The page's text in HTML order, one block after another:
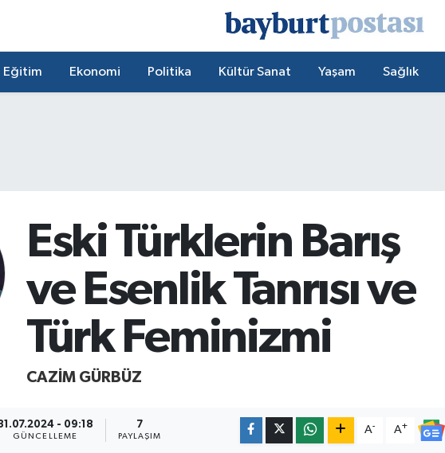
Eğitim Ekonomi Politika Kültür Sanat Yaşam Sağlık
Eski Türklerin Barış
ve Esenlik Tanrısı ve
Türk Feminizmi
CAZIM GÜRBÜZ
- 09:18
GÜNCELLEME
7
PAYLAŞIM
A- A+